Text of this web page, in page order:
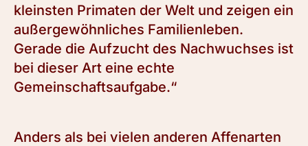
kleinsten Primaten der Welt und zeigen ein
außergewöhnliches Familienleben.
Gerade die Aufzucht des Nachwuchses ist
bei dieser Art eine echte
Gemeinschaftsaufgabe.“
Anders als bei vielen anderen Affenarten